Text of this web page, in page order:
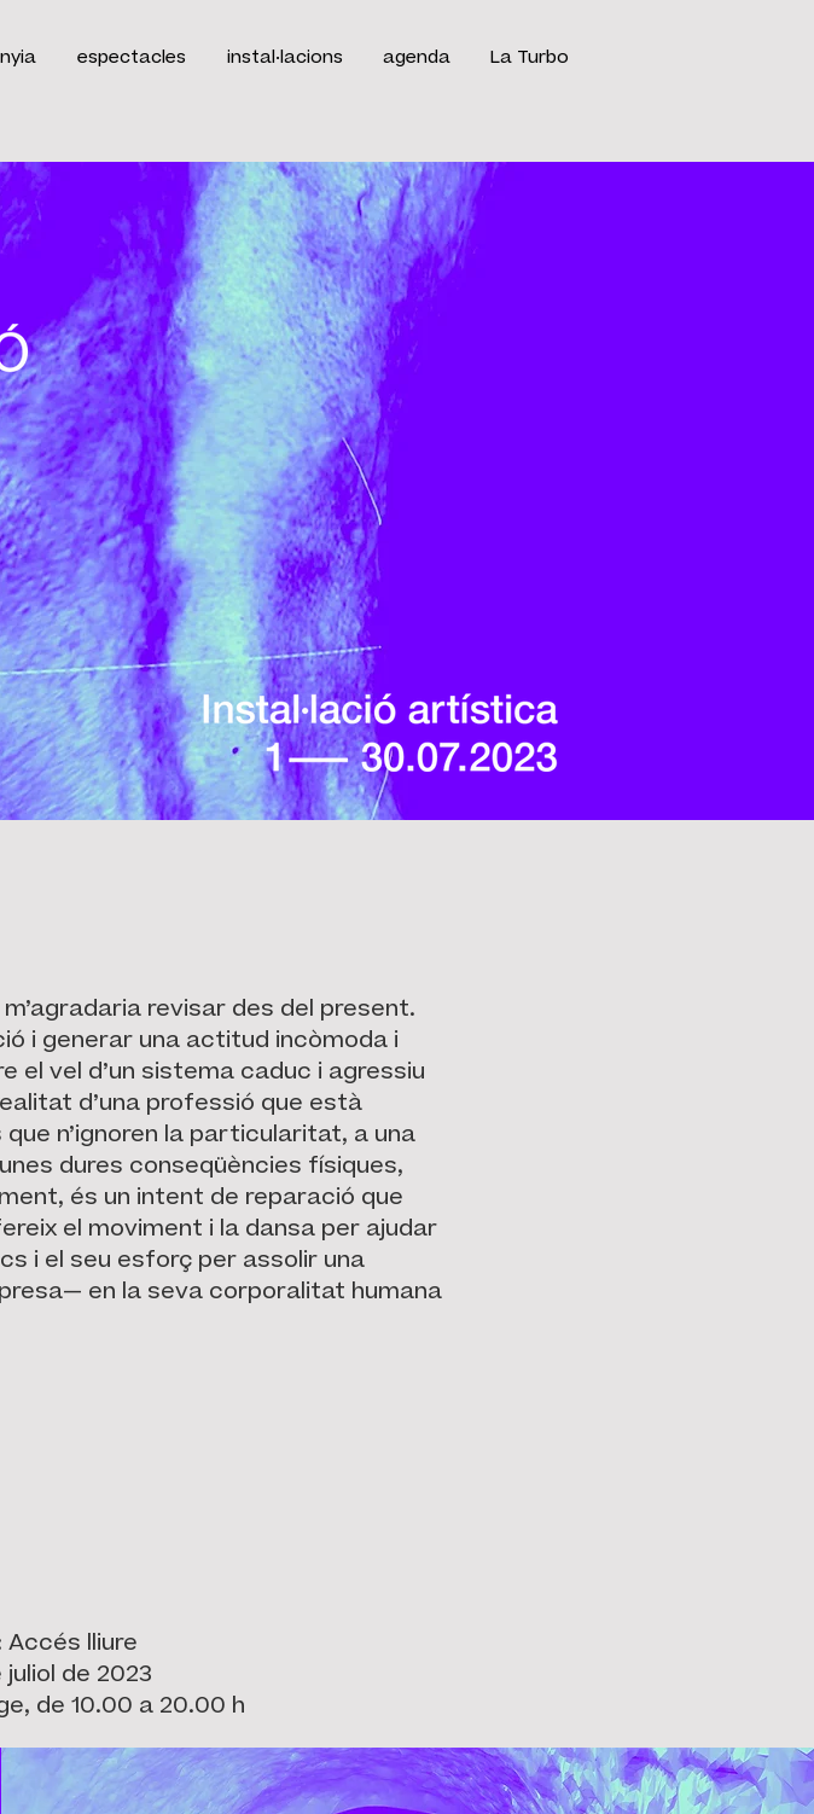
espectacles instal·lacions agenda La Turbo
revisar des del present.
i generar una actitud incòmoda i
vel d’un sistema caduc i agressiu
d’una professió que està
n’ignoren la particularitat, a una
dures conseqüències físiques,
és un intent de reparació que
el moviment i la dansa per ajudar
i el seu esforç per assolir una
en la seva corporalitat humana
Accés lliure
juliol de 2023
de 10.00 a 20.00 h